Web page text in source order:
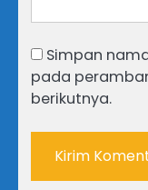
Simpan
pada
berikutnya.